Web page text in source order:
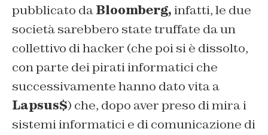
pubblicato daBloomberg,infatti, le due
società sarebbero state truffate da un
collettivo di hacker (che poi si è dissolto,
con parte dei pirati informatici che
successivamente hanno dato vita a
Lapsus$) che, dopo aver preso di mira i
sistemi informatici e di comunicazione di